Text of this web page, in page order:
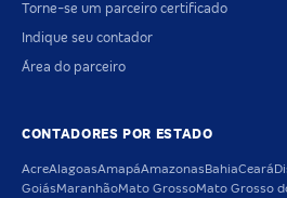
Torne-se um parceiro certificado
Indique seu contador
Área do parceiro
CONTADORES POR ESTADO
AcreAlagoasAmapáAmazonas BahiaCeará
GoiásMaranhãoMato GrossoMato Grosso